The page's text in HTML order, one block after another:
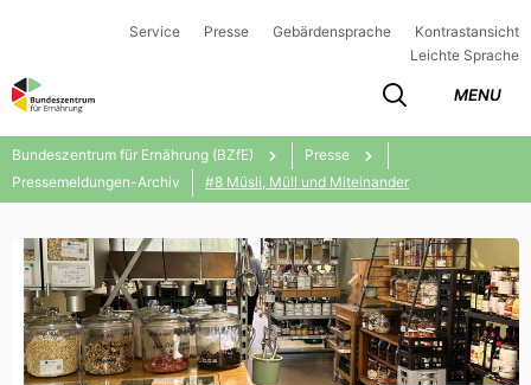
Service Presse Gebärdensprache
Kontrastansicht
Leichte Sprache
MENU
Bundeszentrum für Ernährung (BZfE)
Presse
Pressemeldungen-Archiv
#8 Müsli, Müll und Miteinander